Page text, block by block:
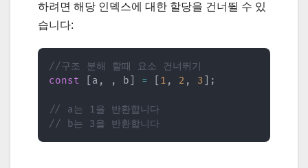
하려면 해당 인덱스에 대한 할당을 건너뛸 수 있
습니다:
//구조 분해 할때 요소 건너뛰기
const
a , , b = 1 , 2 , 3 ;
// a는 1을 반환합니다
// b는 3을 반환합니다